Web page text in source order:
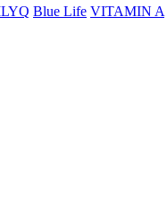
Blue Life VITAMIN A